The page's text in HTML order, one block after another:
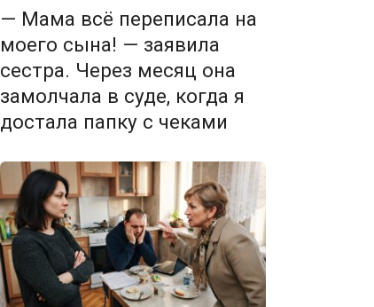
— Мама всё переписала на
моего сына! — заявила
сестра. Через месяц она
замолчала в суде, когда я
достала папку с чеками